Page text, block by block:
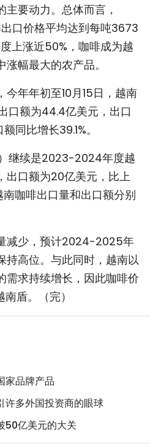
社简介
要动力。总体而言，
口价格平均达到每吨3673
上涨近50%，咖啡成为越
幅最大的农产品。
年年初至10月15日，越南
口额为44.4亿美元，出口
同比增长39.1%。
继续是2023-2024年度越
出口额为20亿美元，比上
咖啡出口量和出口额分别
减少，预计2024-2025年
持高位。与此同时，越南以
需求持续增长，因此咖啡价
盾。（完）
家品牌产品
许多外国投资商的眼球
50亿美元的大关